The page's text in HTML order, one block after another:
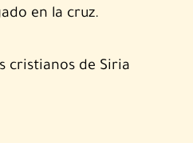
en la cruz.
cristianos de Siria